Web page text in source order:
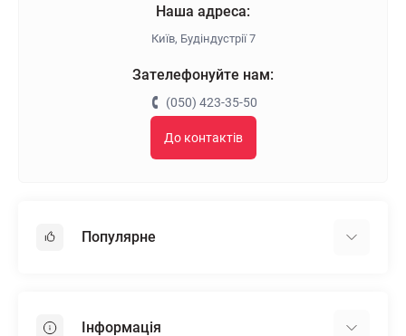
Наша адреса:
Київ, Будіндустрії 7
Зателефонуйте нам:
(050) 423-35-50
До контактів
Популярне
Інформація